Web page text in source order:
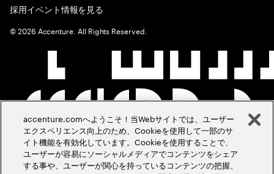
採用イベント情報を見る
©2026 Accenture. All Rights Reserved.
accenture.comへようこそ！当Webサイトでは、ユーザー
エクスペリエンス向上のため、Cookieを使用して一部のサ
イト機能を有効化しています。Cookieを使用することで、
ユーザーが容易にソーシャルメディアでコンテンツをシェア
する事や、ユーザーが関心を持っているコンテンツの把握、